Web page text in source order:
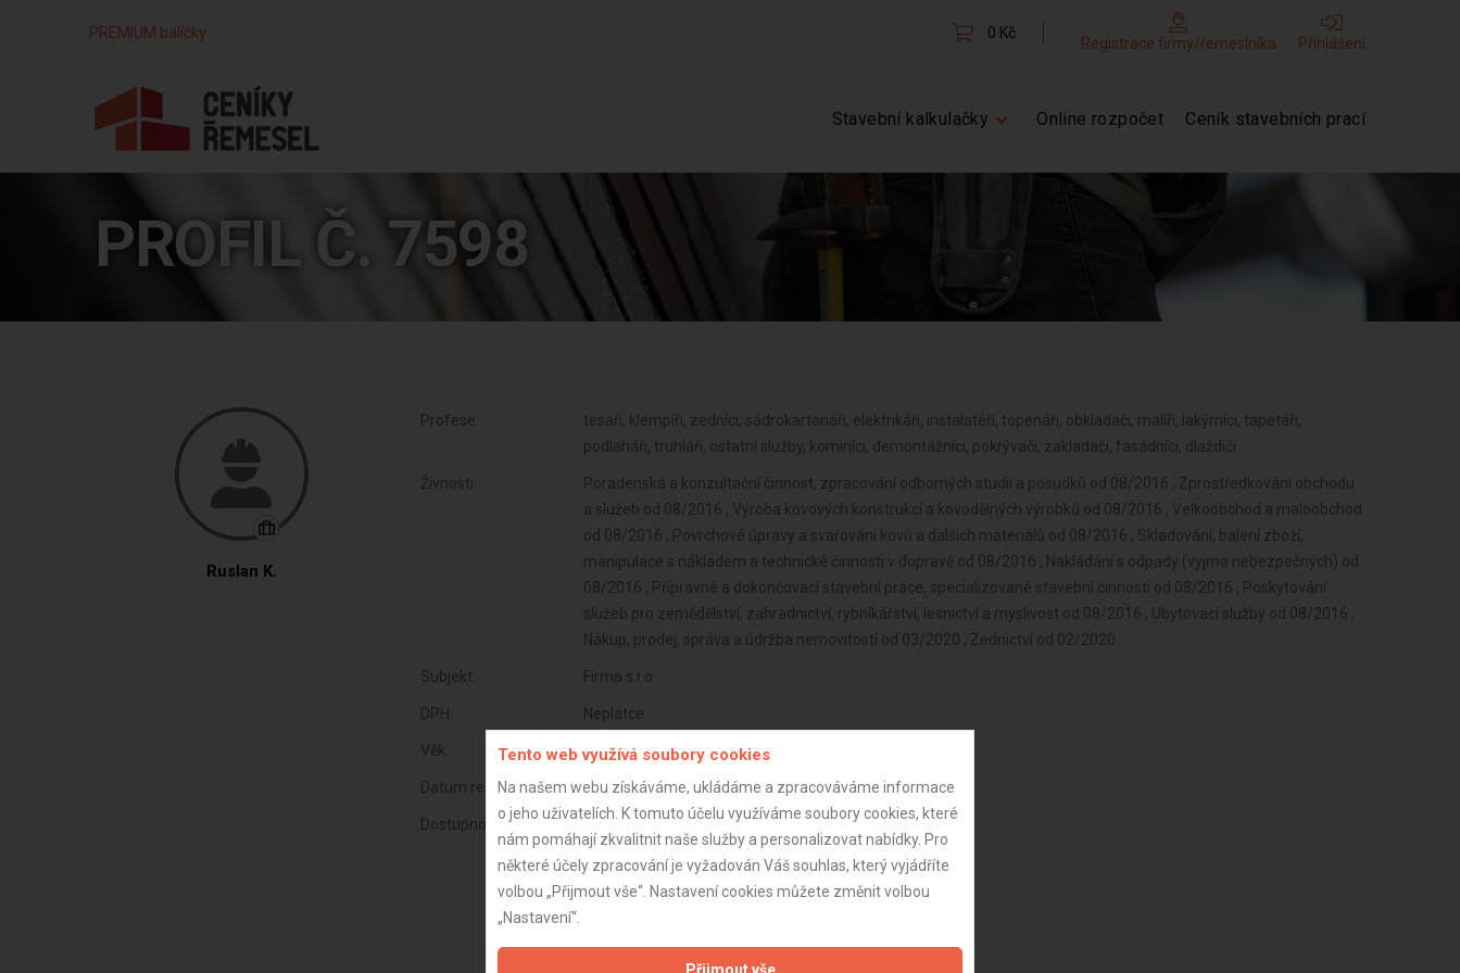
PREMIUM balíčky 0 Kč
Registrace firmy/řemeslníka Přihlášení
Stavební kalkulačky Online rozpočet Ceník stavebních prací
PROFIL Č. 7598
Ruslan K.
Profese:
tesaři, klempíři, zedníci, sádrokartonáři, elektrikáři, instalatéři, topenáři, obkladači, malíři, lakýrníci, tapetáři,
podlaháři, truhláři, ostatní služby, kominíci, demontážníci, pokrývači, zakladači, fasádníci, dlaždiči
Živnosti:
Poradenská a konzultační činnost, zpracování odborných studií a posudků od 08/2016 , Zprostředkování obchodu
a služeb od 08/2016 , Výroba kovových konstrukcí a kovodělných výrobků od 08/2016 , Velkoobchod a maloobchod
od 08/2016 , Povrchové úpravy a svařování kovů a dalších materiálů od 08/2016 , Skladování, balení zboží,
manipulace s nákladem a technické činnosti v dopravě od 08/2016 , Nakládání s odpady (vyjma nebezpečných) od
08/2016 , Přípravné a dokončovací stavební práce, specializované stavební činnosti od 08/2016 , Poskytování
služeb pro zemědělství, zahradnictví, rybníkářství, lesnictví a myslivost od 08/2016 , Ubytovací služby od 08/2016 ,
Nákup, prodej, správa a údržba nemovitostí od 03/2020 , Zednictví od 02/2020
Subjekt: Firma s.r.o.
DPH: Neplátce
Věk: 42 let
Datum registrace: 4.1.2025
Dostupnost:
Tento web využívá soubory cookies
Na našem webu získáváme, ukládáme a zpracováváme informace
o jeho uživatelích. K tomuto účelu využíváme soubory cookies, které
nám pomáhají zkvalitnit naše služby a personalizovat nabídky. Pro
některé účely zpracování je vyžadován Váš souhlas, který vyjádříte
volbou „Přijmout vše“. Nastavení cookies můžete změnit volbou
„Nastavení“.